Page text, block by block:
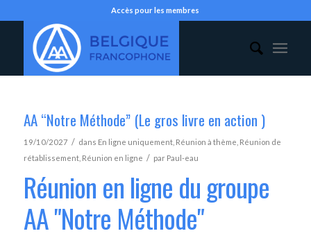
Accès pour les membres
AA “Notre Méthode” (Le gros livre en action )
19/10/2027 / dans En ligne uniquement, Réunion à thème Réunion de
rétablissement, Réunion en ligne / par Paul-eau
Réunion en ligne du groupe
AA "Notre Méthode"